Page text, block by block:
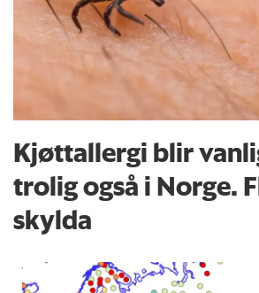
Kjøttallergi blir
trolig også i Norge.
skylda